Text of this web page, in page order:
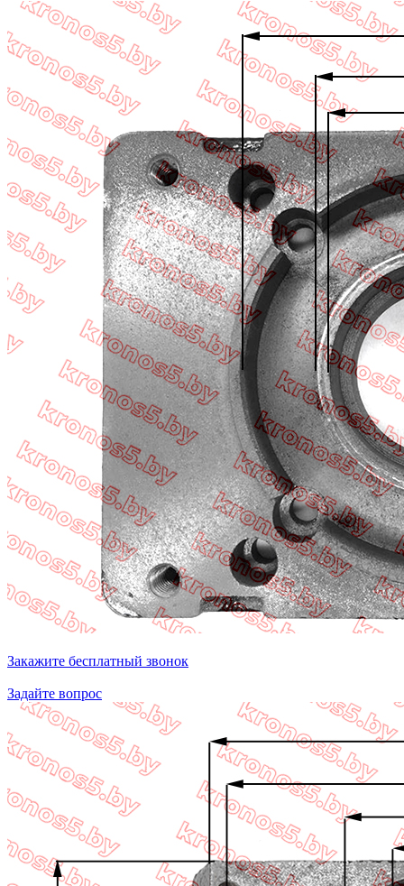
Закажите бесплатный звонок
Задайте вопрос